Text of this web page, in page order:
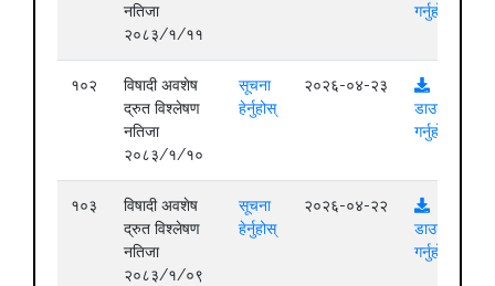
नतिजा
२०८३/१/११
गर्नुहोस्
१०२
विषादी अवशेष
द्रुत विश्लेषण
नतिजा
२०८३/१/१०
सूचना
हेर्नुहोस्
२०२६-०४-२३
डाउनलोड
गर्नुहोस्
१०३
विषादी अवशेष
द्रुत विश्लेषण
नतिजा
२०८३/१/०९
सूचना
हेर्नुहोस्
२०२६-०४-२२
डाउनलोड
गर्नुहोस्